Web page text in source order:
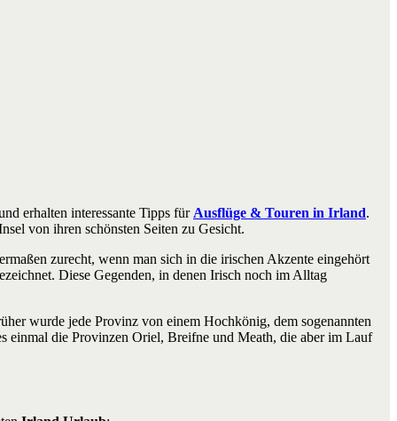
erhalten interessante Tipps für Ausflüge & Touren in Irland.
von ihren schönsten Seiten zu Gesicht.
zurecht, wenn man sich in die irischen Akzente eingehört
Diese Gegenden, in denen Irisch noch im Alltag
wurde jede Provinz von einem Hochkönig, dem sogenannten
einmal die Provinzen Oriel, Breifne und Meath, die aber im Lauf